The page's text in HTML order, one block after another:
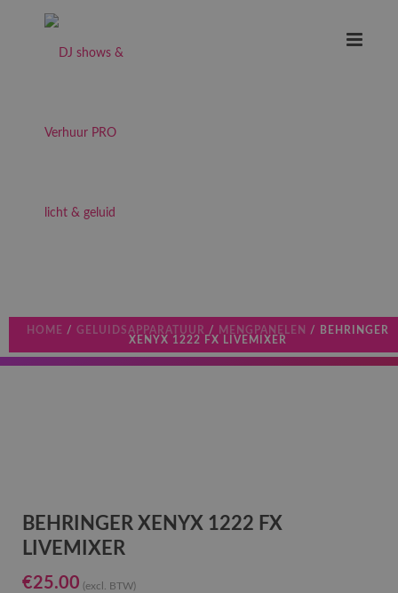
HOME / GELUIDSAPPARATUUR / MENGPANELEN
/ BEHRINGER
XENYX 1222 FX LIVEMIXER
BEHRINGER XENYX 1222 FX
LIVEMIXER
€25.00 (excl. BTW)